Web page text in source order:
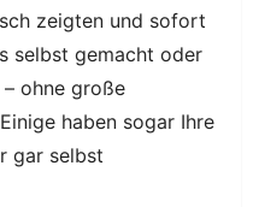
zeigten und sofort
selbst gemacht oder
ohne große
haben sogar Ihre
gar selbst